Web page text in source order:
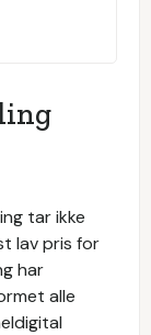
tar ikke
lav pris for
har
alle